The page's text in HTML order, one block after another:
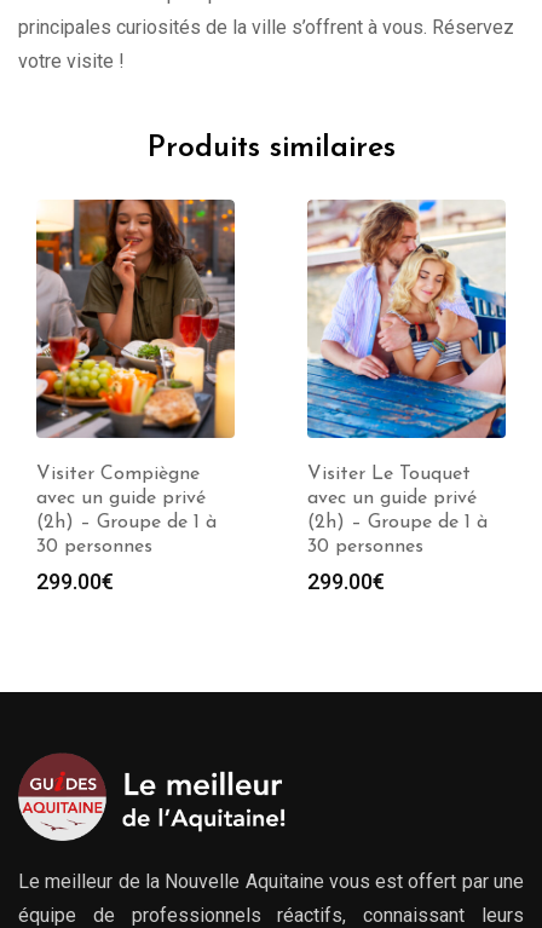
principales curiosités de la ville s’offrent à vous. Réservez
votre visite !
Produits similaires
Visiter Le Touquet
avec un guide privé
(2h) – Groupe de 1 à
30 personnes
299.00€
Visiter Amiens avec
un guide privé (2h) –
Groupe de 1 à 30
personnes
299.00€
Le meilleur de la Nouvelle Aquitaine vous est offert par une
équipe de professionnels réactifs, connaissant leurs